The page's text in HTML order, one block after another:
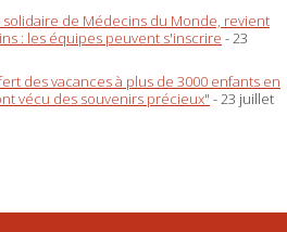
de Médecins du Monde, revient
: les équipes peuvent s'inscrire - 23
des vacances à plus de 3000 enfants en
vécu des souvenirs précieux" - 23 juillet